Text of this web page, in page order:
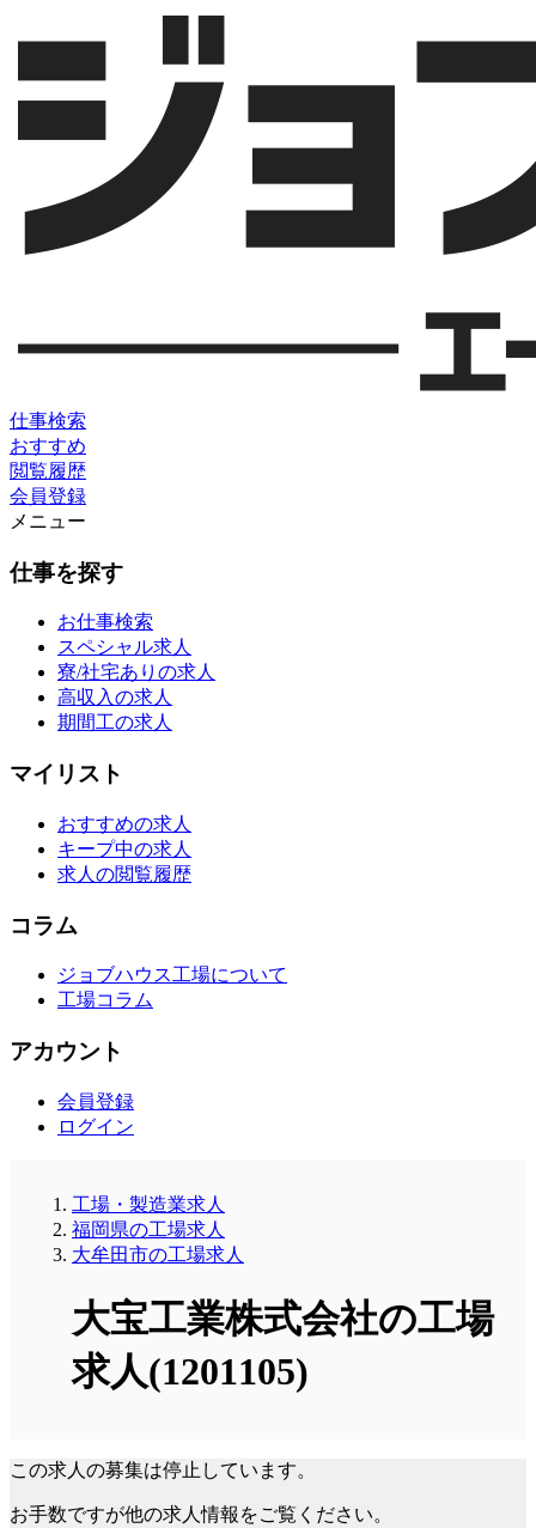
仕事検索
おすすめ
閲覧履歴
会員登録
メニュー
仕事を探す
お仕事検索
スペシャル求人
寮/社宅ありの求人
高収入の求人
期間工の求人
マイリスト
おすすめの求人
キープ中の求人
求人の閲覧履歴
コラム
ジョブハウス工場について
工場コラム
アカウント
会員登録
ログイン
工場・製造業求人
福岡県の工場求人
大牟田市の工場求人
大宝工業株式会社の工場
求人(1201105)
この求人の募集は停止しています。
お手数ですが他の求人情報をご覧ください。